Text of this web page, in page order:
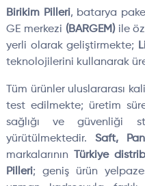
Birikim Pilleri, batarya
GE merkezi (BARGEM)ile
yerli olarak geliştirmekte;
teknolojilerini kullanarak
Tüm ürünler uluslararası
test edilmekte; üretim
sağlığı ve güvenliği
yürütülmektedir. Saft,
markalarının
Türkiye
Pilleri; geniş ürün